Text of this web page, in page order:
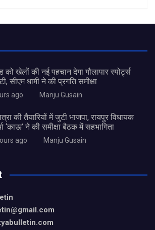
को खेलों की नई पहचान देगा गौलापार स्पोर्ट्स
सीएम धामी ने की प्रगति समीक्षा
ago Manju Gusain
की तैयारियों में जुटी भाजपा, रायपुर विधायक
‘काऊ’ ने की समीक्षा बैठक में सहभागिता
ago Manju Gusain